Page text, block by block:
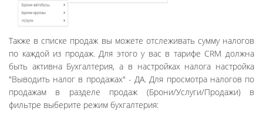
Также в списке продаж вы можете отслеживать сумму налогов
по каждой из продаж. Для этого у вас в тарифе CRM должна
быть активна Бухгалтерия, а в настройках налога настройка
"Выводить налог в продажах" - ДА. Для просмотра налогов по
продажам в разделе продаж (Брони/Услуги/Продажи) в
фильтре выберите режим бухгалтерия: